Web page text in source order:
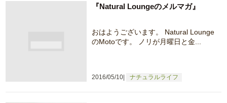
2016/05/10 ナチュラルライフ
『Natural Loungeのメルマガ』
おはようございます。 Natural Lounge
のMotoです。 ノリが月曜日と金...